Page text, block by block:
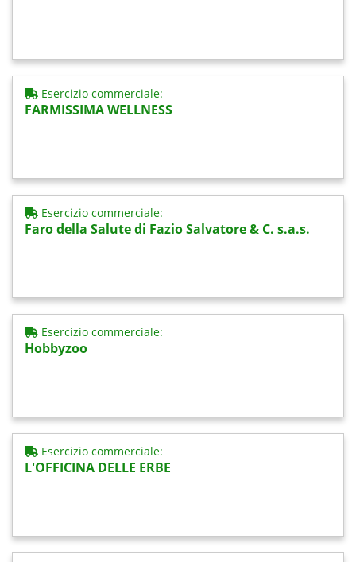
Esercizio commerciale:
FARMISSIMA WELLNESS
Esercizio commerciale:
Faro della Salute di Fazio Salvatore & C. s.a.s.
Esercizio commerciale:
Hobbyzoo
Esercizio commerciale:
L'OFFICINA DELLE ERBE